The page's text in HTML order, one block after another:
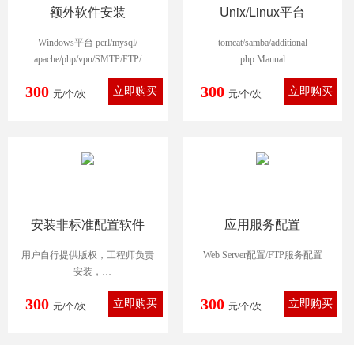
额外软件安装
Windows平台 perl/mysql/
apache/php/vpn/SMTP/FTP/
IIS/IIS相关组件
300 元/个/次
Unix/Linux平台
tomcat/samba/additional
php Manual
300 元/个/次
安装非标准配置软件
用户自行提供版权，工程师负责
安装，
不负责配置，不保证用户使用效
果，且
300 元/个/次
应用服务配置
Web Server配置/FTP服务配置
300 元/个/次